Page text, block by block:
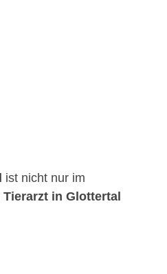
ist nicht nur im
Tierarzt in Glottertal